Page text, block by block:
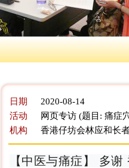
日期
2020-08-14
活动
网页专访 (题目: 痛症
机构
香港仔坊会林应和长
【中医与痛症】 多